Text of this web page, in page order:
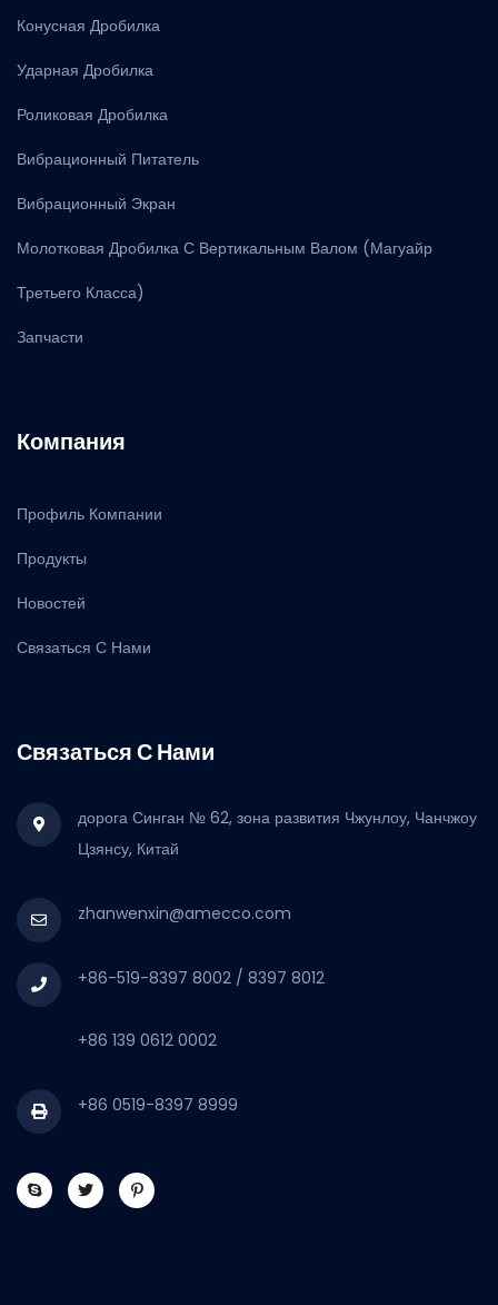
Конусная Дробилка
Ударная Дробилка
Роликовая Дробилка
Вибрационный Питатель
Вибрационный Экран
Молотковая Дробилка С Вертикальным Валом (Магуайр
Третьего Класса)
Запчасти
Компания
Профиль Компании
Продукты
Новостей
Связаться С Нами
Связаться С Нами
дорога Синган № 62, зона развития Чжунлоу, Чанчжоу
Цзянсу, Китай
zhanwenxin@amecco.com
+86-519-8397 8002 / 8397 8012
+86 139 0612 0002
+86 0519-8397 8999